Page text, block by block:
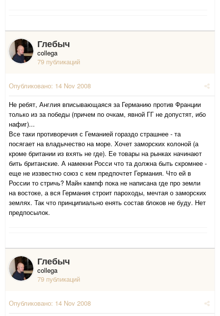
Глебыч
collega
79 публикаций
Опубликовано: 14 Nov 2008
Не ребят, Англия вписывающаяся за Германию против Франции
только из за победы (причем по очкам, явной ГГ не допустят, ибо
нафиг)...
Все таки противоречия с Геманией гораздо страшнее - та
посягает на владычество на море. Хочет заморских колоной (а
кроме британии из вхять не где). Ее товары на рынках начинают
бить британские. А намекни Росси что та должна быть скромнее -
еще не иззвестно союз с кем предпочтет Германия. Что ей в
России то стричь? Майн кампф пока не написана где про земли
на востоке, а вся Германия строит пароходы, мечтая о заморских
землях. Так что принципиально енять состав блоков не буду. Нет
предпосылок.
Глебыч
collega
79 публикаций
Опубликовано: 14 Nov 2008